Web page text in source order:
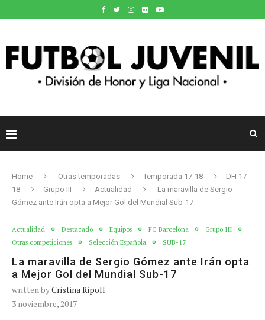
Home Otras temporadas Temporada 17-18
DH 17-
18
Grupo III Actualidad
La maravilla de Sergio
Gómez ante Irán opta a Mejor Gol del Mundial Sub-17
Actualidad Destacado Equipos FC Barcelona
Grupo III
Otras competiciones
Selección Española SUB-17
La maravilla de Sergio Gómez ante Irán opta
a Mejor Gol del Mundial Sub-17
written byCristina Ripoll
3 noviembre, 2017